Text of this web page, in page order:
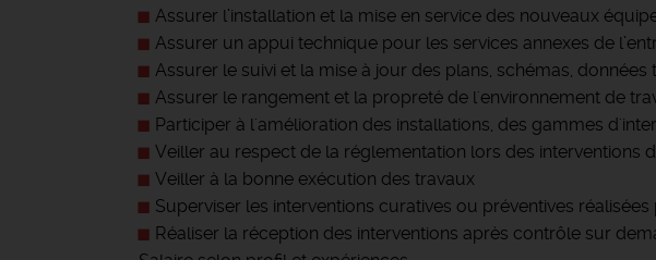
Assurer l’installation et la mise en service des nouveaux
Assurer un appui technique pour les services annexes de
Assurer le suivi et la mise à jour des plans, schémas,
Assurer le rangement et la propreté de l'environnement de
Participer à l'amélioration des installations, des gammes
Veiller au respect de la réglementation lors des interventions
Veiller à la bonne exécution des travaux
Superviser les interventions curatives ou préventives
Réaliser la réception des interventions après contrôle sur